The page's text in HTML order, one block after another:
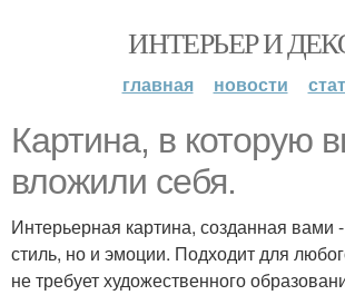
ИНТЕРЬЕР И
главная новости
Картина, в которую
вложили себя.
Интерьерная картина, созданная вами
стиль, но и эмоции. Подходит для
не требует художественного